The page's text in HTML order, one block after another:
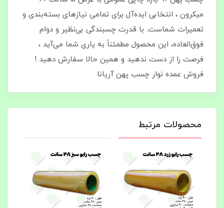
میکرون ، انتخابی ایده‌آل برای تمامی نیازهای بسته‌بندی و
تعمیرات شماست. با قدرت چسبندگی بی‌نظیر و دوام
فوق‌العاده، این محصول مطمئناً به یاری شما می‌آید ،
فرصت را از دست ندهید و همین حالا سفارش دهید !
فروش عمده نوار چسب پهن آریانا
محصولات مرتبط